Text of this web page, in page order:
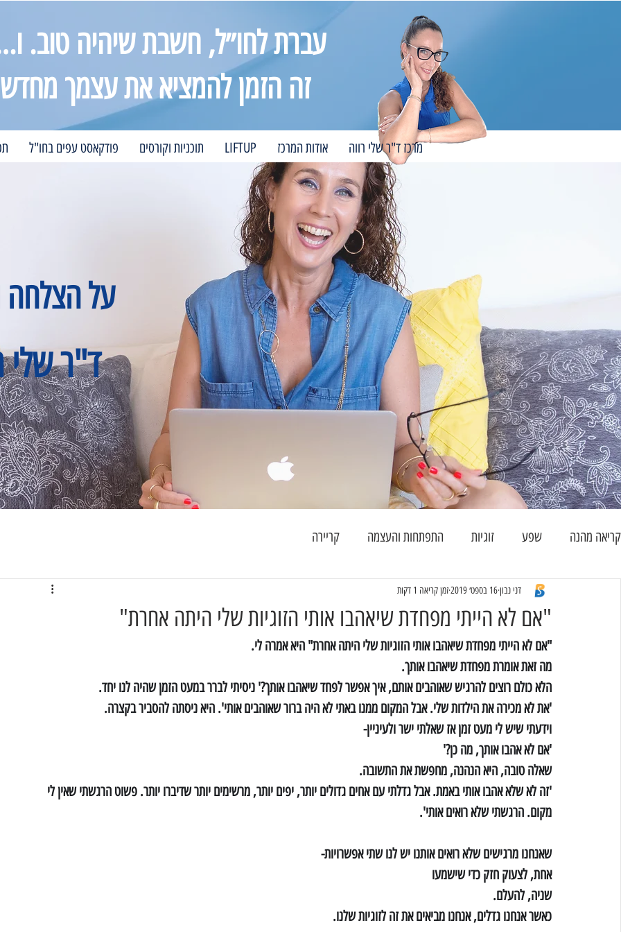
עברת לחו״ל, חשבת שיהיה טוב.
זה הזמן להמציא את עצמך מחדש
מרכז ד"ר שלי רווה אודות המרכז LIFTUP תוכניות וקורסים פודקאסט עפים בחו"ל
על
ד"ר שלי
קריאה מהנה שפע זוגיות התפתחות והעצמה קריירה
"אם לא הייתי מפחדת שיאהבו אותי הזוגיות שלי היתה אחרת"
דני נבון16 בספט׳ 2019 זמן קריאה 1 דקות
"אם לא הייתי מפחדת שיאהבו אותי הזוגיות שלי היתה אחרת" היא אמרה לי.
מה זאת אומרת מפחדת שיאהבו אותך.
הלא כולם רוצים להרגיש שאוהבים אותם, איך אפשר לפחד שיאהבו אותך?' ניסיתי לברר במעט הזמן שהיה לנו יחד.
'את לא מכירה את הילדות שלי. אבל המקום ממנו באתי לא היה ברור שאוהבים אותי'. היא ניסתה להסביר בקצרה.
וידעתי שיש לי מעט זמן אז שאלתי ישר ולעיניין-
'אם לא אהבו אותך, מה כן?'
שאלה טובה, היא הנהנה, מחפשת את התשובה.
'זה לא שלא אהבו אותי באמת. אבל גדלתי עם אחים גדולים יותר, יפים יותר, מרשימים יותר שדיברו יותר. פשוט הרגשתי שאין לי
מקום. הרגשתי שלא רואים אותי'.
שאנחנו מרגישים שלא רואים אותנו יש לנו שתי אפשרויות-
אחת, לצעוק חזק כדי שישמעו
שניה, להעלם.
כאשר אנחנו גדלים, אנחנו מביאים את זה לזוגיות שלנו.